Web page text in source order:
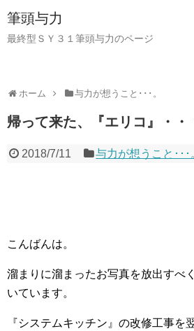
筆頭与力
最終型ＳＹ３１筆頭与力のページ
ホーム 与力が想うこと･･･。
帰って来た、『エリコ』・・
2018/7/11 与力が想うこと･･･
こんばんは。
溜まりに溜まったお写真を放出すべ
いています。
『システムキッチン』の改修工事を